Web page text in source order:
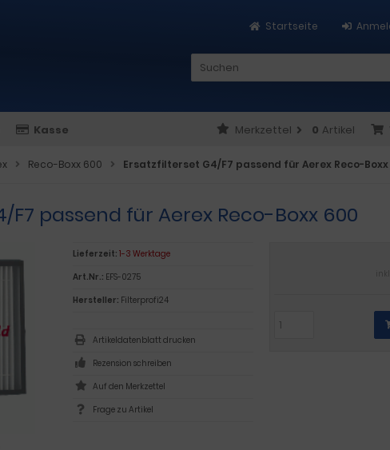
Startseite
Kasse Merkzettel 0 Artikel
Reco-Boxx 600 Ersatzfilterset G4/F7 passend für Aerex Reco-Boxx
F7 passend für Aerex Reco-Boxx 600
Lieferzeit: 1-3 Werktage
Art.Nr.: EFS-0275
Hersteller: Filterprofi24
Artikeldatenblatt drucken
Rezension schreiben
Frage zu Artikel